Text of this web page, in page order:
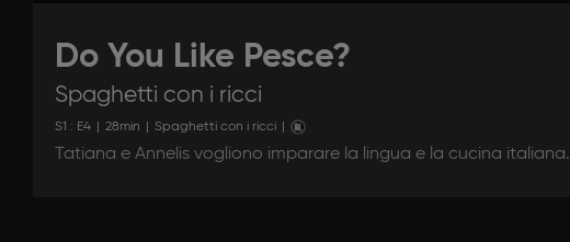
Do You Like Pesce?
Spaghetti con i ricci
S1 : E4 28min Spaghetti con i ricci
Tatiana e Annelis vogliono imparare la lingua e la cucina italiana.